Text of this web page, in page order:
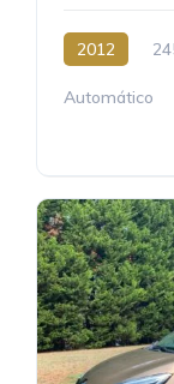
2012
Automático